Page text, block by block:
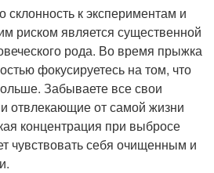
склонность к экспериментам и
риском является существенной
рода. Во время прыжка
фокусируетесь на том, что
Забываете все свои
отвлекающие от самой жизни
концентрация при выбросе
чувствовать себя очищенным и